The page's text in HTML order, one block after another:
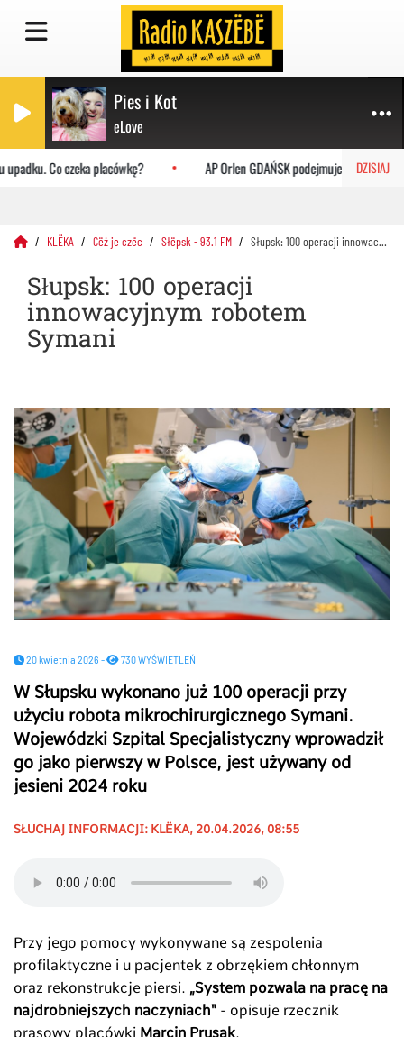
Pies i Kot
eLove
DZISIAJ
Co czeka placówkę? AP Orlen GDAŃSK podejmuje Uniwersytet
KLËKA Cëż je czëc Słëpsk - 93.1 FM Słupsk: 100 operacji innowacyjnym robotem Symani
Słupsk: 100 operacji
innowacyjnym robotem
Symani
20 kwietnia 2026 - 730 WYŚWIETLEŃ
W Słupsku wykonano już 100 operacji przy
użyciu robota mikrochirurgicznego Symani.
Wojewódzki Szpital Specjalistyczny wprowadził
go jako pierwszy w Polsce, jest używany od
jesieni 2024 roku
SŁUCHAJ INFORMACJI: KLËKA, 20.04.2026, 08:55
Przy jego pomocy wykonywane są zespolenia
profilaktyczne i u pacjentek z obrzękiem chłonnym
oraz rekonstrukcje piersi. „System pozwala na pracę na
najdrobniejszych naczyniach" - opisuje rzecznik
prasowy placówki Marcin Prusak.